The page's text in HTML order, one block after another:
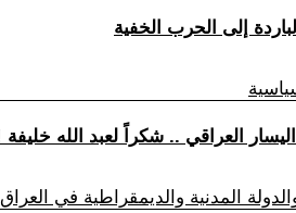
المدنية والديمقراطية في العراق